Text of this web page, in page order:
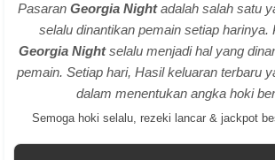
Pasaran Georgia Nightadalah salah satu
selalu dinantikan pemain setiap harinya.
Georgia Nightselalu menjadi hal yang
pemain. Setiap hari, Hasil keluaran terbaru
dalam menentukan angka hoki
Semoga hoki selalu, rezeki lancar & jackpot